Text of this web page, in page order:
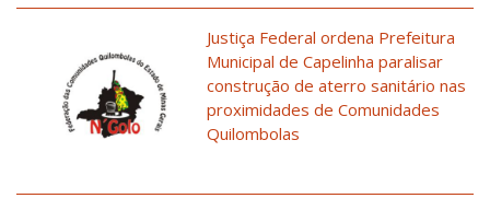
Justiça Federal ordena Prefeitura
Municipal de Capelinha paralisar
construção de aterro sanitário nas
proximidades de Comunidades
Quilombolas